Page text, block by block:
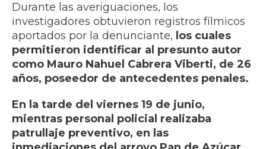
Durante las averiguaciones, los
investigadores obtuvieron registros fílmicos
aportados por la denunciante, los cuales
permitieron identificar al presunto autor
como Mauro Nahuel Cabrera Viberti, de 26
años, poseedor de antecedentes penales.
En la tarde del viernes 19 de junio,
mientras personal policial realizaba
patrullaje preventivo, en las